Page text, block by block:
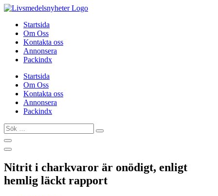
Hoppa
innehållStartsida
Om Oss
Kontakta oss
Annonsera
Packindx
Startsida
Om Oss
Kontakta oss
Annonsera
Packindx
Sök
…
Nitrit i charkvaror är onödigt, enligt
hemlig läckt rapport